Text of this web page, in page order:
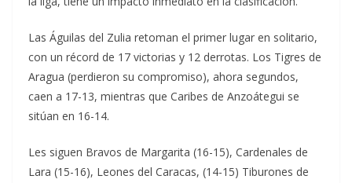
Las Águilas del Zulia retoman el primer lugar en solitario,
con un récord de 17 victorias y 12 derrotas. Los Tigres de
Aragua (perdieron su compromiso), ahora segundos,
caen a 17-13, mientras que Caribes de Anzoátegui se
sitúan en 16-14.
Les siguen Bravos de Margarita (16-15), Cardenales de
Lara (15-16), Leones del Caracas, (14-15) Tiburones de